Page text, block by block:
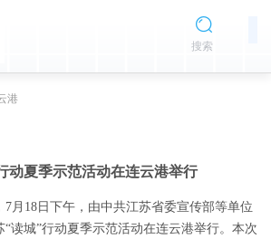
搜索
港
动夏季示范活动在连云港举行
月18日下午，由中共江苏省委宣传部等单位
“读城”行动夏季示范活动在连云港举行。本次